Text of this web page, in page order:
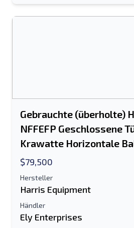
E-Mail-Addresse
Handy, Mobiltelefon
Gebrauchte (überholte)
NFFEFP Geschlossene
Krawatte Horizontale
$79,500
Hersteller
Harris Equipment
Händler
Ely Enterprises
Es ist entweder eine E-
ein Feld für die
Textliste auf Mobilgerät
Ihren vollständigen Namen
zusätzliche Information